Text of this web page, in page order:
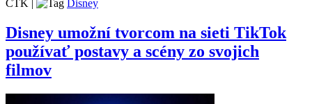
ČTK Disney
Disney umožní tvorcom na sieti TikTok
používať postavy a scény zo svojich
filmov